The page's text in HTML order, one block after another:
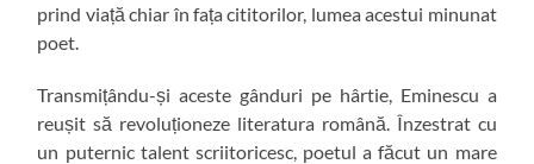
prind viață chiar în fața cititorilor, lumea acestui minunat
poet.
Transmițându-și aceste gânduri pe hârtie, Eminescu a
reușit să revoluționeze literatura română. Înzestrat cu
un puternic talent scriitoricesc, poetul a făcut un mare